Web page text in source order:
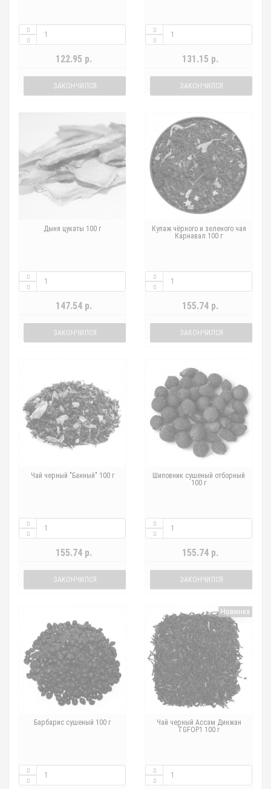
122.95 р.
ЗАКОНЧИЛСЯ
131.15 р.
ЗАКОНЧИЛСЯ
Дыня цукаты 100 г
147.54 р.
ЗАКОНЧИЛСЯ
Купаж чёрного и зеленого чая
Карнавал 100 г
155.74 р.
ЗАКОНЧИЛСЯ
Чай черный "Банный" 100 г
155.74 р.
ЗАКОНЧИЛСЯ
Шиповник сушеный отборный
100 г
155.74 р.
ЗАКОНЧИЛСЯ
Барбарис сушеный 100 г
Новинка
Чай черный Ассам Динжан
TGFOP1 100 г